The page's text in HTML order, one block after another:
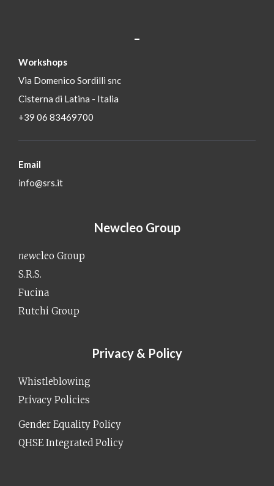
Workshops
Via Domenico Sordilli snc
Cisterna di Latina - Italia
+39 06 83469700
Email
info@srs.it
Newcleo Group
newcleo Group
S.R.S.
Fucina
Rutchi Group
Privacy & Policy
Whistleblowing
Privacy Policies
Gender Equality Policy
QHSE Integrated Policy